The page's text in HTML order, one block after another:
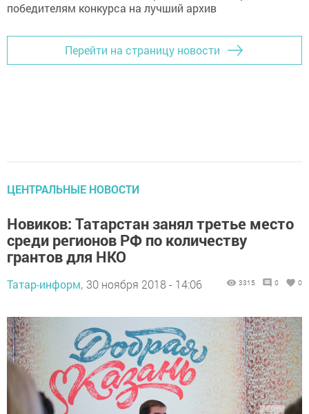
Перейти на страницу новости
ЦЕНТРАЛЬНЫЕ НОВОСТИ
Новиков: Татарстан занял третье место
среди регионов РФ по количеству
грантов для НКО
Татар-информ, 30 ноября 2018 - 14:06 3315 0 0